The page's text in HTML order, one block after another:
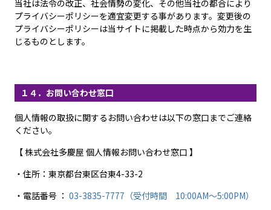
当社は法令の改正、社会情勢の変化、その他当社の都合により
プライバシーポリシーを適宜変更する事があります。変更後の
プライバシーポリシーは当サイトに掲載した時点から効力を生
じるものとします。
１４．お問い合わせ窓口
個人情報の取扱に関するお問い合わせは以下の窓口までご連絡
ください。
【 株式会社多慶屋 個人情報お問い合わせ窓口 】
・住所：東京都台東区台東4-33-2
・電話番号 ： 03-3835-7777（受付時間 10:00AM～5:00PM）